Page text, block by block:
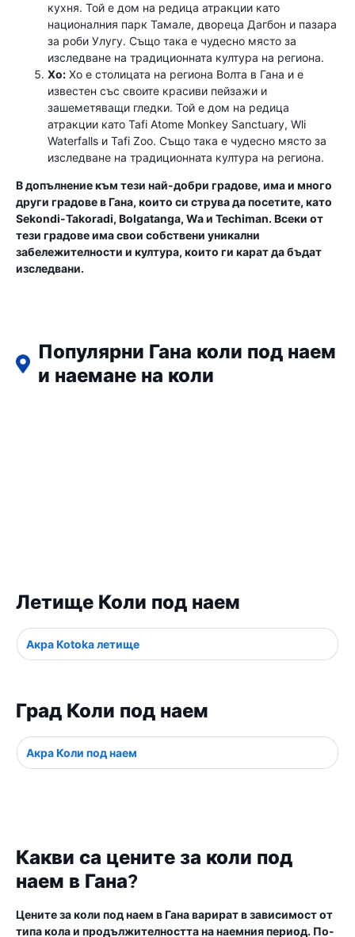
кухня. Той е дом на редица атракции като
националния парк Тамале, двореца Дагбон и пазара
за роби Улугу. Също така е чудесно място за
изследване на традиционната култура на региона.
Хо: Хо е столицата на региона Волта в Гана и е
известен със своите красиви пейзажи и
зашеметяващи гледки. Той е дом на редица
атракции като Tafi Atome Monkey Sanctuary, Wli
Waterfalls и Tafi Zoo. Също така е чудесно място за
изследване на традиционната култура на региона.
В допълнение към тези най-добри градове, има и много
други градове в Гана, които си струва да посетите, като
Sekondi-Takoradi, Bolgatanga, Wa и Techiman. Всеки от
тези градове има свои собствени уникални
забележителности и култура, които ги карат да бъдат
изследвани.
Популярни Гана коли под наем
и наемане на коли
Летище Коли под наем
Акра Kotoka летище
Град Коли под наем
Акра Коли под наем
Какви са цените за коли под
наем в Гана?
Цените за коли под наем в Гана варират в зависимост от
типа кола и продължителността на наемния период. По-